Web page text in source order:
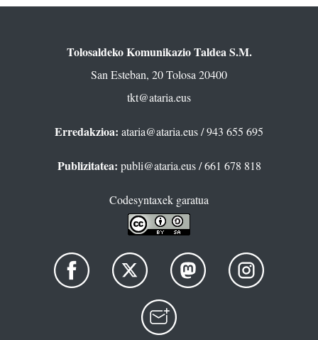
Tolosaldeko Komunikazio Taldea S.M.
San Esteban, 20 Tolosa 20400
tkt@ataria.eus
Erredakzioa: ataria@ataria.eus/ 943 655 695
Publizitatea: publi@ataria.eus/ 661 678 818
Codesyntaxek garatua